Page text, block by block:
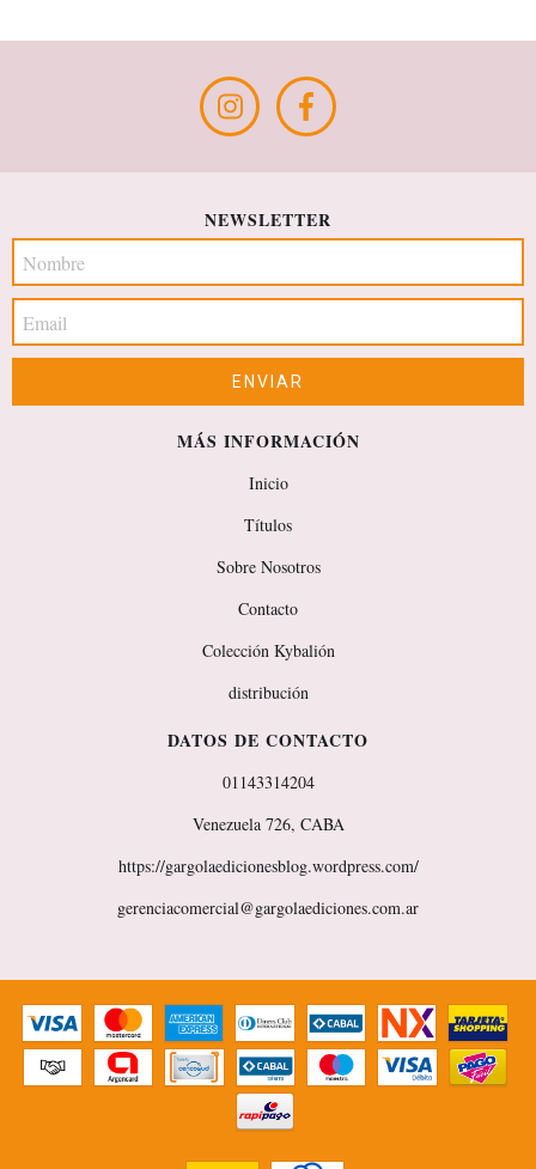
NEWSLETTER
MÁS INFORMACIÓN
Inicio
Títulos
Sobre Nosotros
Contacto
Colección Kybalión
distribución
DATOS DE CONTACTO
01143314204
Venezuela 726, CABA
https://gargolaedicionesblog.wordpress.com/
gerenciacomercial@gargolaediciones.com.ar